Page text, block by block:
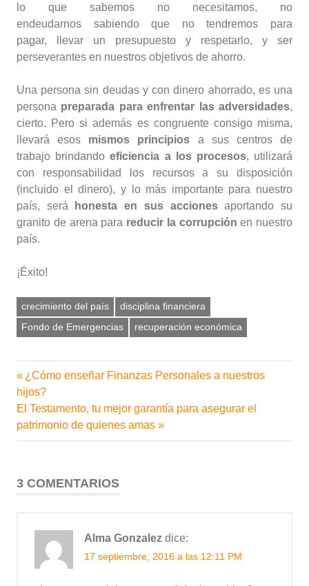
lo que sabemos no necesitamos, no
endeudarnos sabiendo que no tendremos para
pagar, llevar un presupuesto y respetarlo, y ser
perseverantes en nuestros objetivos de ahorro.
Una persona sin deudas y con dinero ahorrado, es una
persona preparada para enfrentar las adversidades,
cierto. Pero si además es congruente consigo misma,
llevará esos mismos principios a sus centros de
trabajo brindandoeficiencia a los procesos, utilizará
con responsabilidad los recursos a su disposición
(incluido el dinero), y lo más importante para nuestro
país, será
honesta en sus accionesaportando su
granito de arena para reducir la corrupción en nuestro
país.
¡Éxito!
crecimiento del país
disciplina financiera
Fondo de Emergencias
recuperación económica
Navegación
de
entradas
Entrada
anterior:
¿Cómo enseñar Finanzas Personales a nuestros
hijos?
Siguiente
entrada:
El Testamento, tu mejor garantía para asegurar el
patrimonio de quienes amas
3 COMENTARIOS
Alma Gonzalez dice:
17 septiembre, 2016 a las 12:11 PM